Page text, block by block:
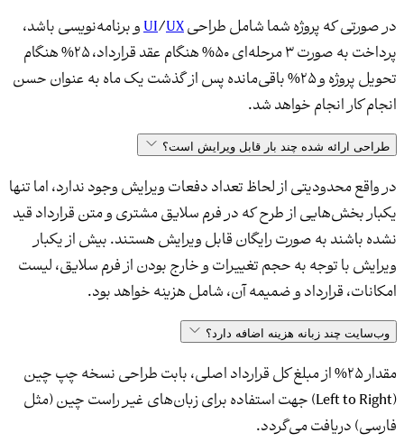
در صورتی که پروژه شما شامل طراحی UI/UX
و برنامه‌نویسی باشد،
پرداخت به صورت 3 مرحله‌ای 50% هنگام عقد قرارداد، 25% هنگام
تحویل پروژه و 25% باقی‌مانده پس از گذشت یک ماه به عنوان حسن
انجام کار انجام خواهد شد.
طراحی ارائه شده چند بار قابل ویرایش است؟
در واقع محدودیتی از لحاظ تعداد دفعات ویرایش وجود ندارد، اما تنها
یکبار بخش‌هایی از طرح که در فرم سلایق مشتری و متن قرارداد قید
نشده باشند به صورت رایگان قابل ویرایش هستند. بیش از یکبار
ویرایش با توجه به حجم تغییرات و خارج بودن از فرم سلایق، لیست
امکانات، قرارداد و ضمیمه آن، شامل هزینه خواهد بود.
وب‌سایت چند زبانه هزینه اضافه دارد؟
مقدار 25% از مبلغ کل قرارداد اصلی، بابت طراحی نسخه چپ چین
(Left to Right) جهت استفاده برای زبان‌های غیر راست چین (مثل
فارسی) دریافت می‌گردد.